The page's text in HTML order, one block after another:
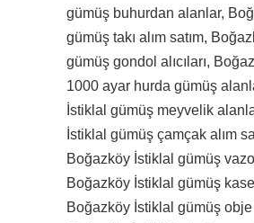
gümüş buhurdan alanlar,
gümüş takı alım satım,
gümüş gondol alıcıları,
1000 ayar hurda gümüş
İstiklal gümüş meyvelik
İstiklal gümüş çamçak alım
Boğazköy İstiklal gümüş
Boğazköy İstiklal gümüş kase
Boğazköy İstiklal gümüş obje